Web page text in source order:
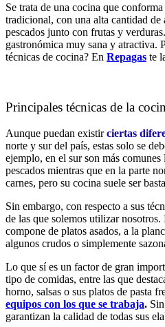
Se trata de una cocina que
tradicional, con una alta cantidad de
pescados junto con frutas y
gastronómica muy sana y atractiva.
técnicas de cocina? En Repagas te
Principales técnicas de la
Aunque puedan existirciertas
norte y sur del país, estas solo se
ejemplo, en el sur son más comunes
pescados mientras que en la parte
carnes, pero su cocina suele ser
Sin embargo, con respecto a sus
de las que solemos utilizar
compone de platos asados, a la
algunos crudos o simplemente
Lo que sí es un factor de gran
tipo de comidas, entre las que
horno, salsas o sus platos de pasta
equipos con los que se trabaja.
garantizan la calidad de todas sus